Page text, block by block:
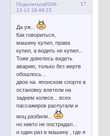
Поделиться 17
2008-
12-12 19:48:15
Да уж...
Как говориться,
машину купил, права
купил, а водить не купил...
Тоже довелось видеть
аварию, только без жертв
обошлось...
двое на японском спорте в
остановку влетели на
заднем колесе... всех
пассажиров распугали и
моц разбили...
но никто не пострадал...
и один раз в машину , где я